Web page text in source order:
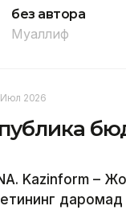
без автора
Муаллиф
Июл 2026
Kazinform –
даромад